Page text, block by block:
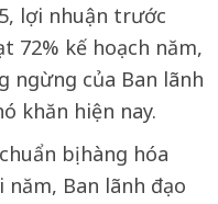
lợi nhuận trước
72% kế hoạch năm,
ngừng của Ban lãnh
khăn hiện nay.
bị hàng hóa
Ban lãnh đạo